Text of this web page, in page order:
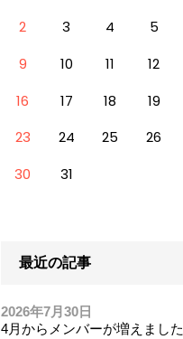
2
3 4 5
9
10 11 12
16
17 18 19
23
24 25 26
30
31
最近の記事
2026年7月30日
4月からメンバーが増えました